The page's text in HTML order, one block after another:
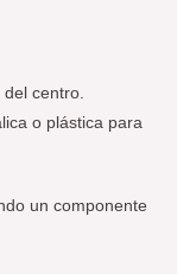
del centro.
o plástica para
un componente